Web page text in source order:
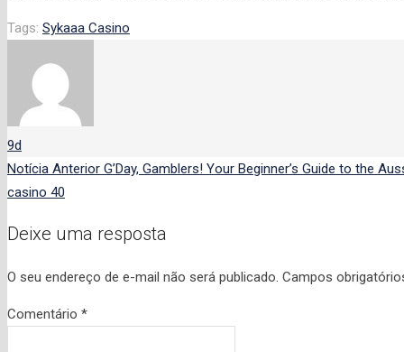
Tags: Sykaaa Casino
9d
Notícia Anterior G’Day, Gamblers! Your Beginner’s Guide to the
casino 40
Deixe uma resposta
O seu endereço de e-mail não será publicado. Campos
Comentário *